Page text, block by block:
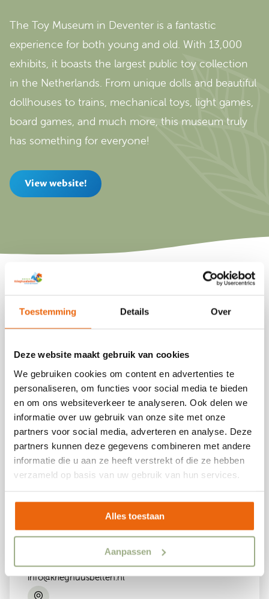
Toestemming Details Over
Deze website maakt gebruik van cookies
We gebruiken cookies om content en advertenties te
personaliseren, om functies voor social media te bieden
en om ons websiteverkeer te analyseren. Ook delen we
informatie over uw gebruik van onze site met onze
partners voor social media, adverteren en analyse. Deze
partners kunnen deze gegevens combineren met andere
informatie die u aan ze heeft verstrekt of die ze hebben
verzameld op basis van uw gebruik van hun services.
Alles toestaan
Aanpassen
The Toy Museum in Deventer is a fantastic
experience for both young and old. With 13,000
exhibits, it boasts the largest public toy collection
in the Netherlands. From unique dolls and beautiful
dollhouses to trains, mechanical toys, light games,
board games, and much more, this museum truly
has something for everyone!
View website!
Contact us!
Available Monday to Friday from 9:00 a.m. to 12:00
p.m. and 1:00 p.m. to 5:00 p.m.
info@krieghuusbelten.nl